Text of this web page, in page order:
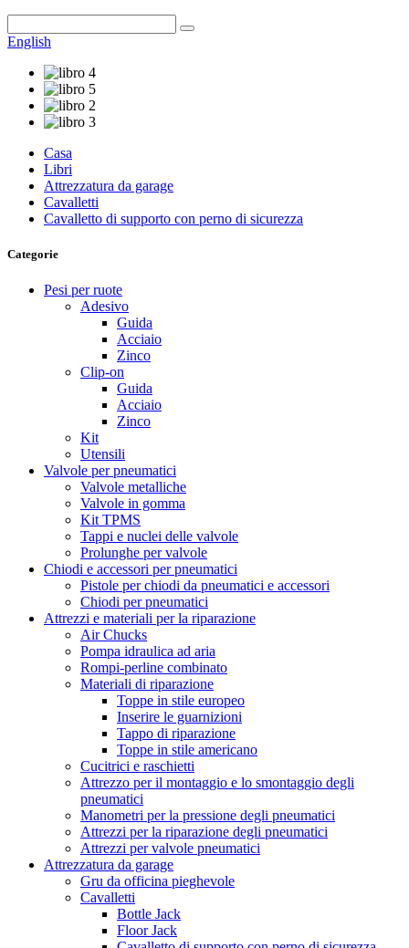
English
Casa
Libri
Attrezzatura da garage
Cavalletti
Cavalletto di supporto con perno di sicurezza
Categorie
Pesi per ruote
Adesivo
Guida
Acciaio
Zinco
Clip-on
Guida
Acciaio
Zinco
Kit
Utensili
Valvole per pneumatici
Valvole metalliche
Valvole in gomma
Kit TPMS
Tappi e nuclei delle valvole
Prolunghe per valvole
Chiodi e accessori per pneumatici
Pistole per chiodi da pneumatici e accessori
Chiodi per pneumatici
Attrezzi e materiali per la riparazione
Air Chucks
Pompa idraulica ad aria
Rompi-perline combinato
Materiali di riparazione
Toppe in stile europeo
Inserire le guarnizioni
Tappo di riparazione
Toppe in stile americano
Cucitrici e raschietti
Attrezzo per il montaggio e lo smontaggio degli
pneumatici
Manometri per la pressione degli pneumatici
Attrezzi per la riparazione degli pneumatici
Attrezzi per valvole pneumatici
Attrezzatura da garage
Gru da officina pieghevole
Cavalletti
Bottle Jack
Floor Jack